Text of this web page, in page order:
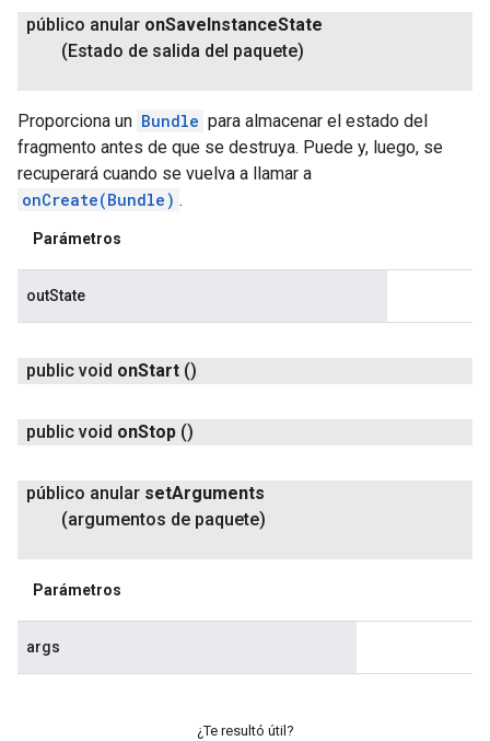
público anular onSaveInstanceState
(Estado de salida del paquete)
Proporciona un Bundle para almacenar el estado del
fragmento antes de que se destruya. Puede y, luego, se
recuperará cuando se vuelva a llamar a
onCreate(Bundle) .
Parámetros
outState
public void onStart ()
public void onStop ()
público anular setArguments
(argumentos de paquete)
Parámetros
args
¿Te resultó útil?